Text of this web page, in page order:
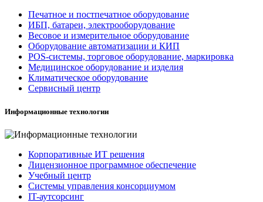
Печатное и постпечатное оборудование
ИБП, батареи, электрооборудование
Весовое и измерительное оборудование
Оборудование автоматизации и КИП
POS-системы, торговое оборудование, маркировка
Медицинское оборудование и изделия
Климатическое оборудование
Сервисный центр
Информационные технологии
Корпоративные ИТ решения
Лицензионное программное обеспечение
Учебный центр
Системы управления консорциумом
IT-аутсорсинг